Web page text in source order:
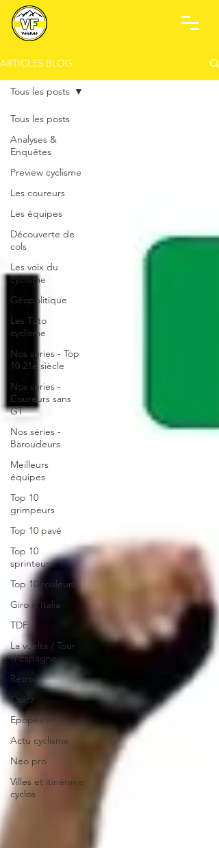
ARTICLES BLOG
Tous les posts
Analyses &
Enquêtes
Preview cyclisme
Les coureurs
Les équipes
Découverte de
cols
Les voix du
cyclisme
Géopolitique
Les Tuto
cyclisme
Nos séries - Top
10 21e siècle
Nos séries -
Coureurs sans
GT
Nos séries -
Baroudeurs
Meilleurs
équipes
Top 10
grimpeurs
Top 10 pavé
Top 10
sprinteurs
Top 10 rouleurs
Giro d'Italia
TDF
La vuelta / Tour
d'Espagne
Rétro
Quizz
EpopeeVF
Actu cyclisme
Neo pro
Villes et itinéraire
cyclos
Tous les posts